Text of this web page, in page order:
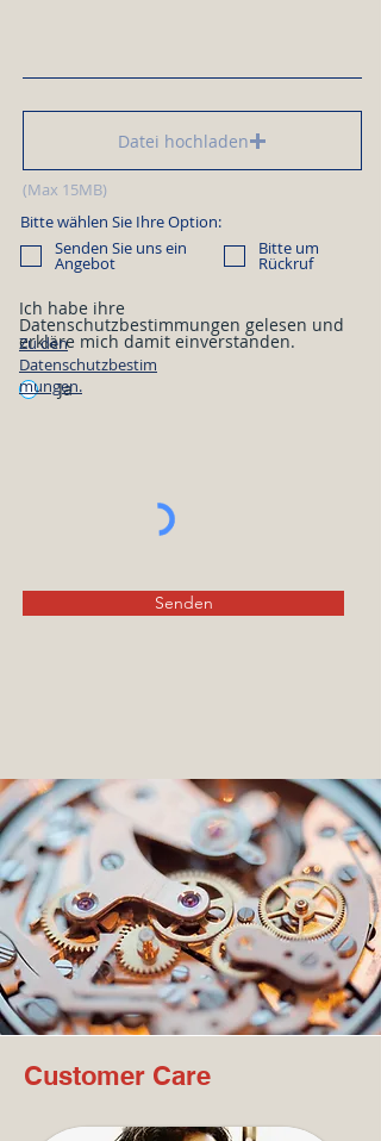
Datei hochladen
(Max 15MB)
Bitte wählen Sie Ihre Option:
Senden Sie uns ein
Angebot
Bitte um
Rückruf
Ich habe ihre
Datenschutzbestimmungen gelesen und
erkläre mich damit einverstanden.
Ja
Zu den
Datenschutzbestim
mungen.
Senden
Customer Care